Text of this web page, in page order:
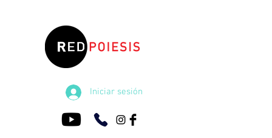
Iniciar sesión